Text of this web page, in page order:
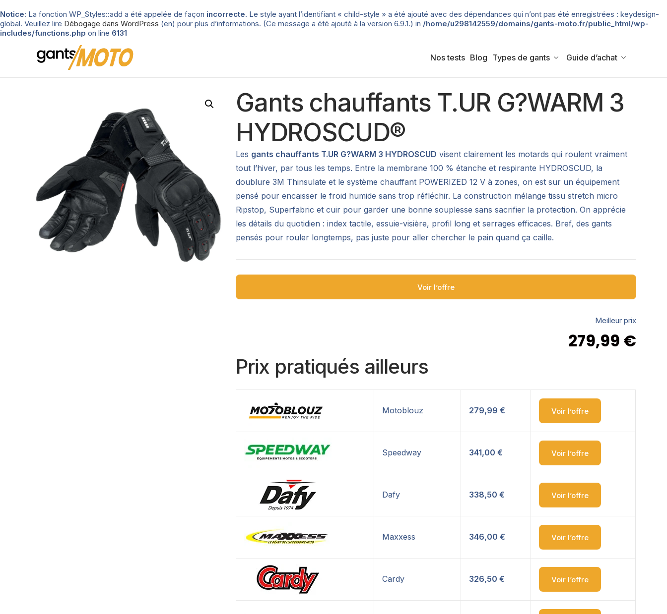
Notice: La fonction WP_Styles::add a été appelée de façon incorrecte. Le style ayant l’identifiant « child-style » a été ajouté avec des dépendances qui n’ont pas été enregistrées : keydesign-
global. Veuillez lire Débogage dans WordPress (en) pour plus d’informations. (Ce message a été ajouté à la version 6.9.1.) in /home/u298142559/domains/gants-moto.fr/public_html/wp-
includes/functions.php on line 6131
Nos tests Blog Types de gants Guide d’achat
Gants chauffants T.UR G?WARM 3
HYDROSCUD®
Les gants chauffants T.UR G?WARM 3 HYDROSCUD visent clairement les motards qui roulent vraiment
tout l’hiver, par tous les temps. Entre la membrane 100 % étanche et respirante HYDROSCUD, la
doublure 3M Thinsulate et le système chauffant POWERIZED 12 V à zones, on est sur un équipement
pensé pour encaisser le froid humide sans trop réfléchir. La construction mélange tissu stretch micro
Ripstop, Superfabric et cuir pour garder une bonne souplesse sans sacrifier la protection. On apprécie
les détails du quotidien : index tactile, essuie-visière, profil long et serrages efficaces. Bref, des gants
pensés pour rouler longtemps, pas juste pour aller chercher le pain quand ça caille.
Voir l’offre
Meilleur prix
279,99 €
Prix pratiqués ailleurs
Motoblouz 279,99 € Voir l’offre
Speedway 341,00 € Voir l’offre
Dafy 338,50 € Voir l’offre
Maxxess 346,00 € Voir l’offre
Cardy 326,50 € Voir l’offre